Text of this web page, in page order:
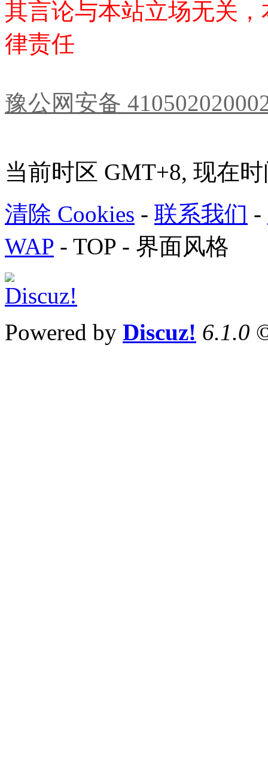
其言论与本站立场无关
律责任
豫公网安备
当前时区 GMT+8, 现在
清除 Cookies - 联系我们 -
WAP - TOP - 界面风格
Powered by Discuz! 6.1.0